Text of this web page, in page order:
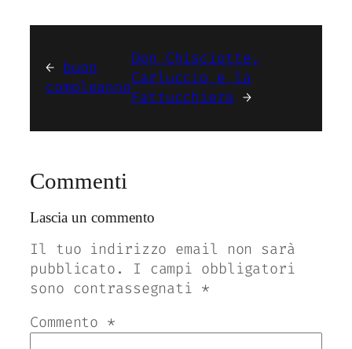
← buon
compleanno
Don Chisciotte,
Carluccio e la
Fattucchiera →
Commenti
Lascia un commento
Il tuo indirizzo email non sarà
pubblicato.
I campi obbligatori
sono contrassegnati *
Commento *